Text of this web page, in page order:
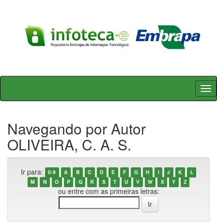
Skip
Navegando por Autor
OLIVEIRA, C. A. S.
Ir para: 0-9 A B C D E F G H I J K
L
M
N O P Q R S T U V W X Y Z
ou entre com as primeiras letras: